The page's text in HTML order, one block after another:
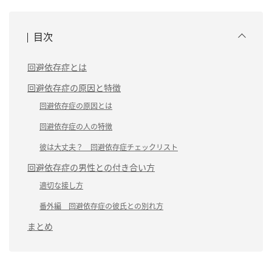
目次
回避依存症とは
回避依存症の原因と特徴
回避依存症の原因とは
回避依存症の人の特徴
彼は大丈夫？ 回避依存症チェックリスト
回避依存症の男性との付き合い方
適切な接し方
番外編 回避依存症の彼氏との別れ方
まとめ